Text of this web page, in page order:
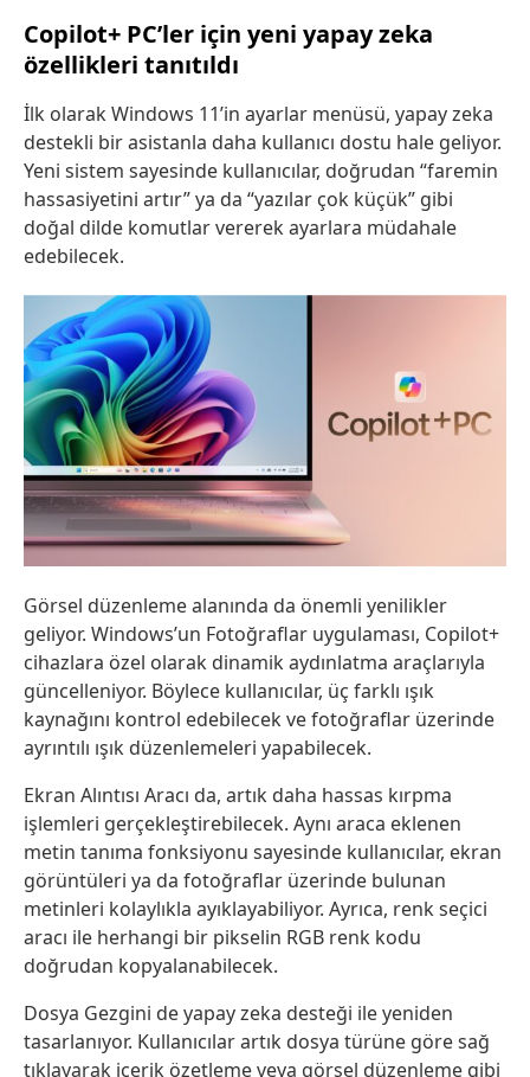
Copilot+ PC’ler için yeni yapay zeka
özellikleri tanıtıldı
İlk olarak Windows 11’in ayarlar menüsü, yapay zeka
destekli bir asistanla daha kullanıcı dostu hale geliyor.
Yeni sistem sayesinde kullanıcılar, doğrudan “faremin
hassasiyetini artır” ya da “yazılar çok küçük” gibi
doğal dilde komutlar vererek ayarlara müdahale
edebilecek.
Görsel düzenleme alanında da önemli yenilikler
geliyor. Windows’un Fotoğraflar uygulaması, Copilot+
cihazlara özel olarak dinamik aydınlatma araçlarıyla
güncelleniyor. Böylece kullanıcılar, üç farklı ışık
kaynağını kontrol edebilecek ve fotoğraflar üzerinde
ayrıntılı ışık düzenlemeleri yapabilecek.
Ekran Alıntısı Aracı da, artık daha hassas kırpma
işlemleri gerçekleştirebilecek. Aynı araca eklenen
metin tanıma fonksiyonu sayesinde kullanıcılar, ekran
görüntüleri ya da fotoğraflar üzerinde bulunan
metinleri kolaylıkla ayıklayabiliyor. Ayrıca, renk seçici
aracı ile herhangi bir pikselin RGB renk kodu
doğrudan kopyalanabilecek.
Dosya Gezgini de yapay zeka desteği ile yeniden
tasarlanıyor. Kullanıcılar artık dosya türüne göre sağ
tıklayarak içerik özetleme veya görsel düzenleme gibi